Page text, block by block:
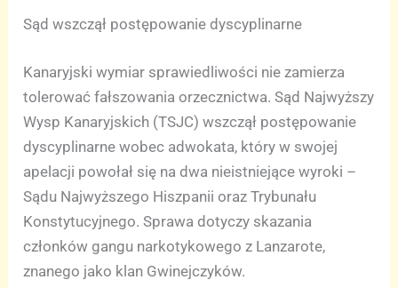
Sąd wszczął postępowanie dyscyplinarne
Kanaryjski wymiar sprawiedliwości nie zamierza
tolerować fałszowania orzecznictwa. Sąd Najwyższy
Wysp Kanaryjskich (TSJC) wszczął postępowanie
dyscyplinarne wobec adwokata, który w swojej
apelacji powołał się na dwa nieistniejące wyroki –
Sądu Najwyższego Hiszpanii oraz Trybunału
Konstytucyjnego. Sprawa dotyczy skazania
członków gangu narkotykowego z Lanzarote,
znanego jako klan Gwinejczyków.